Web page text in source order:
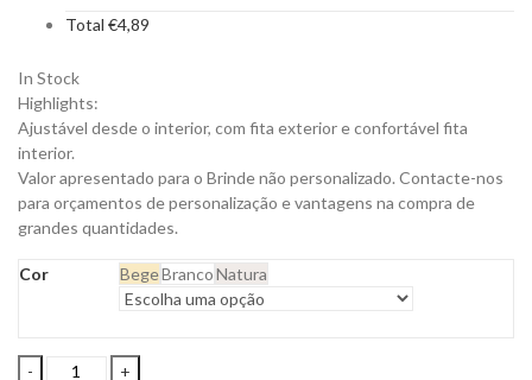
Total €4,89
In Stock
Highlights:
Ajustável desde o interior, com fita exterior e confortável fita
interior.
Valor apresentado para o Brinde não personalizado. Contacte-nos
para orçamentos de personalização e vantagens na compra de
grandes quantidades.
Cor BegeBrancoNatura
Chapéu